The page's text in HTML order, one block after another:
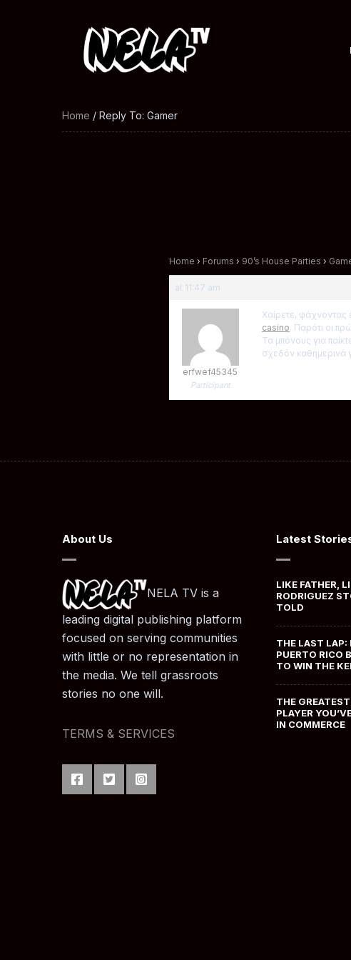
Home / Reply To: Gamer
Home › Forums › 90’s House Parties ›
at 11:47 am
erfwef45345
Participant
Χαίρετε, ψάχνοντας
casino. Παρότι οι
Τα μπόνους για
σχεδόν καθημερινά
About Us
NELA TV is a
leading digital publishing platform
focused on serving communities
with little or no representation in
the media. We tell grassroots
stories no one will.
TERMS & SERVICES
Latest
LIKE FATHER,
RODRIGUEZ
TOLD
THE LAST LAP:
PUERTO RICO
TO WIN THE
THE
PLAYER
IN COMMERCE